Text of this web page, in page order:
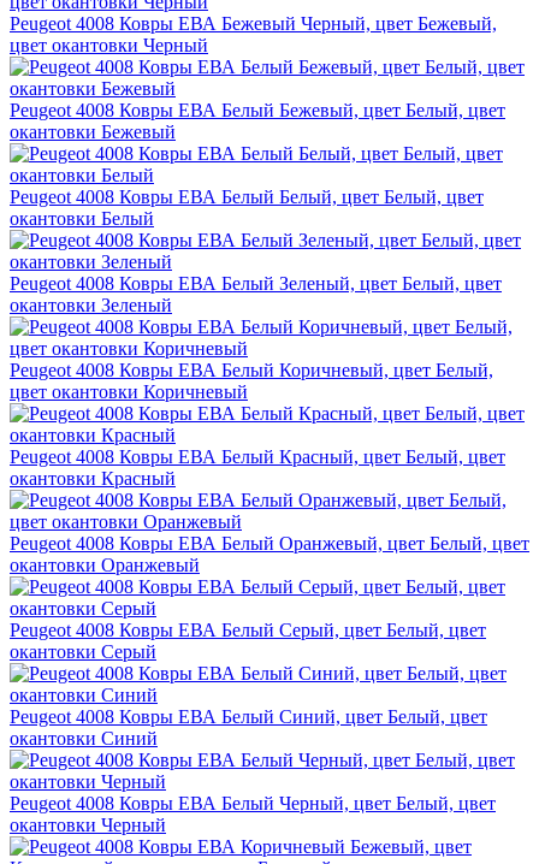
Peugeot 4008 Ковры ЕВА Бежевый Черный, цвет Бежевый,
цвет окантовки Черный
Peugeot 4008 Ковры ЕВА Белый Бежевый, цвет Белый, цвет
окантовки Бежевый
Peugeot 4008 Ковры ЕВА Белый Белый, цвет Белый, цвет
окантовки Белый
Peugeot 4008 Ковры ЕВА Белый Зеленый, цвет Белый, цвет
окантовки Зеленый
Peugeot 4008 Ковры ЕВА Белый Коричневый, цвет Белый,
цвет окантовки Коричневый
Peugeot 4008 Ковры ЕВА Белый Красный, цвет Белый, цвет
окантовки Красный
Peugeot 4008 Ковры ЕВА Белый Оранжевый, цвет Белый, цвет
окантовки Оранжевый
Peugeot 4008 Ковры ЕВА Белый Серый, цвет Белый, цвет
окантовки Серый
Peugeot 4008 Ковры ЕВА Белый Синий, цвет Белый, цвет
окантовки Синий
Peugeot 4008 Ковры ЕВА Белый Черный, цвет Белый, цвет
окантовки Черный